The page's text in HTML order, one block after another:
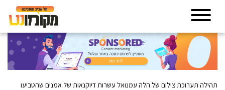
תהילה תערוכת צילום של הִלה עמנואל עשרות דיוקנאות של אמנים שהטביעו